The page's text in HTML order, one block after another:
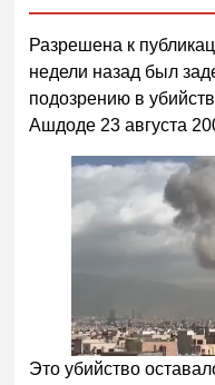
Разрешена к
недели назад был
подозрению в
Ашдоде 23 августа
Это убийство